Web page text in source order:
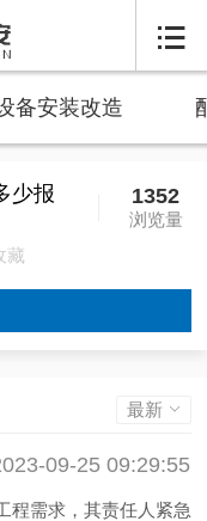

备安装改造
少报
1352
浏览量
藏
最新
09-25 09:29:55
程需求，其责任人紧急